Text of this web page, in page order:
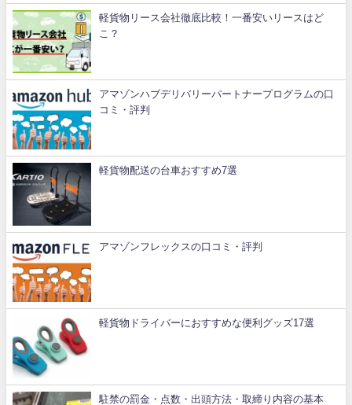
軽貨物リース会社徹底比較！一番安いリースはど
こ？
アマゾンハブデリバリーパートナープログラムの口
コミ・評判
軽貨物配送の台車おすすめ7選
アマゾンフレックスの口コミ・評判
軽貨物ドライバーにおすすめな便利グッズ17選
駐禁の罰金・点数・出頭方法・取締り内容の基本